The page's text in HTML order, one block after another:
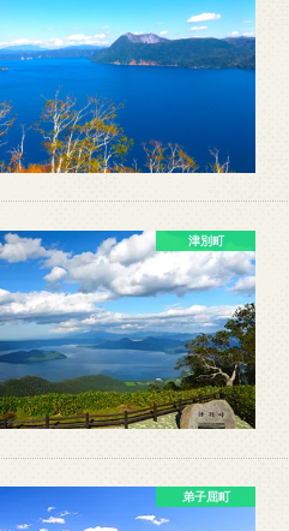
津別町
弟子屈町